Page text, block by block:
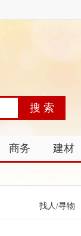
商务 建材
找人/寻物